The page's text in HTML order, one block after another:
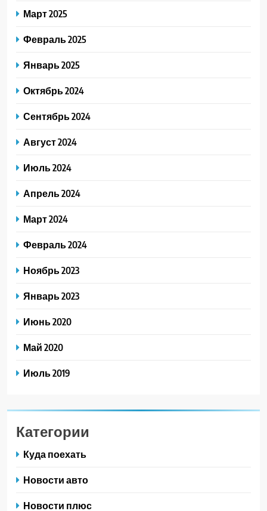
Март 2025
Февраль 2025
Январь 2025
Октябрь 2024
Сентябрь 2024
Август 2024
Июль 2024
Апрель 2024
Март 2024
Февраль 2024
Ноябрь 2023
Январь 2023
Июнь 2020
Май 2020
Июль 2019
Категории
Куда поехать
Новости авто
Новости плюс